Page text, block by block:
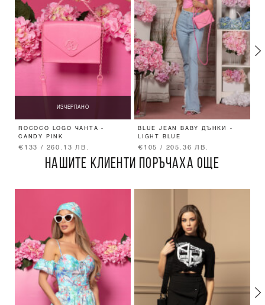
ИЗЧЕРПАНО
ROCOCO LOGO ЧАНТА -
CANDY PINK
€133 / 260.13 ЛВ.
BLUE JEAN BABY ДЪНКИ -
LIGHT BLUE
€105 / 205.36 ЛВ.
НАШИТЕ КЛИЕНТИ ПОРЪЧАХА ОЩЕ